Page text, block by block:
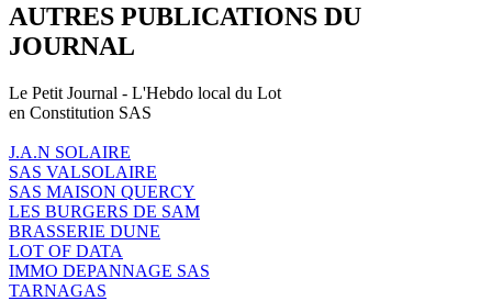
AUTRES PUBLICATIONS DU
JOURNAL
Le Petit Journal - L'Hebdo local du Lot
en Constitution SAS
J.A.N SOLAIRE
SAS VALSOLAIRE
SAS MAISON QUERCY
LES BURGERS DE SAM
BRASSERIE DUNE
LOT OF DATA
IMMO DEPANNAGE SAS
TARNAGAS